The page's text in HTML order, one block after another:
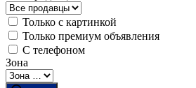
Только с картинкой
Только премиум объявления
С телефоном
Зона